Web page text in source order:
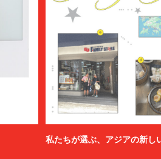
私たちが選ぶ、アジアの新し